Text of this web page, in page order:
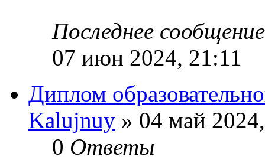
Последнее
07 июн 2024, 21:11
Диплом
Kalujnuy » 04 май
0 Ответы